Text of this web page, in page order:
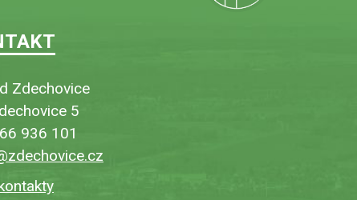
Zdechovice
5
936 101